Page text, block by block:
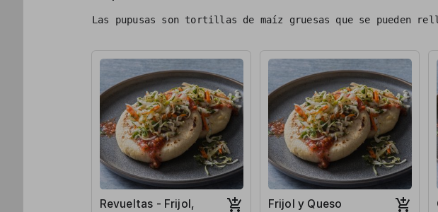
Las pupusas son tortillas de maíz gruesas que se pueden
Revueltas - Frijol,
Frijol y Queso